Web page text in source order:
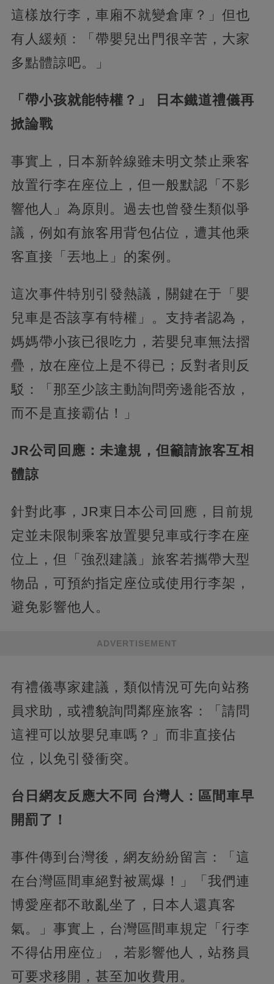
這樣放行李，車廂不就變倉庫？」但也
有人緩頰：「帶嬰兒出門很辛苦，大家
多點體諒吧。」
​「帶小孩就能特權？」 日本鐵道禮儀再
掀論戰​
事實上，日本新幹線雖未明文禁止乘客
放置行李在座位上，但一般默認「不影
響他人」為原則。過去也曾發生類似爭
議，例如有旅客用背包佔位，遭其他乘
客直接「丟地上」的案例。
這次事件特別引發熱議，關鍵在于「嬰
兒車是否該享有特權」。支持者認為，
媽媽帶小孩已很吃力，若嬰兒車無法摺
疊，放在座位上是不得已；反對者則反
駁：「那至少該主動詢問旁邊能否放，
而不是直接霸佔！」
​JR公司回應：未違規，但籲請旅客互相
體諒​
針對此事，JR東日本公司回應，目前規
定並未限制乘客放置嬰兒車或行李在座
位上，但「強烈建議」旅客若攜帶大型
物品，可預約指定座位或使用行李架，
避免影響他人。
ADVERTISEMENT
有禮儀專家建議，類似情況可先向站務
員求助，或禮貌詢問鄰座旅客：「請問
這裡可以放嬰兒車嗎？」而非直接佔
位，以免引發衝突。
​台日網友反應大不同 台灣人：區間車早
開罰了！​
事件傳到台灣後，網友紛紛留言：「這
在台灣區間車絕對被罵爆！」「我們連
博愛座都不敢亂坐了，日本人還真客
氣。」事實上，台灣區間車規定「行李
不得佔用座位」，若影響他人，站務員
可要求移開，甚至加收費用。